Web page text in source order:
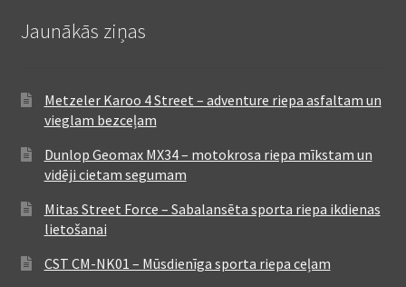
Jaunākās ziņas
Metzeler Karoo 4 Street – adventure riepa asfaltam un
vieglam bezceļam
Dunlop Geomax MX34 – motokrosa riepa mīkstam un
vidēji cietam segumam
Mitas Street Force – Sabalansēta sporta riepa ikdienas
lietošanai
CST CM-NK01 – Mūsdienīga sporta riepa ceļam